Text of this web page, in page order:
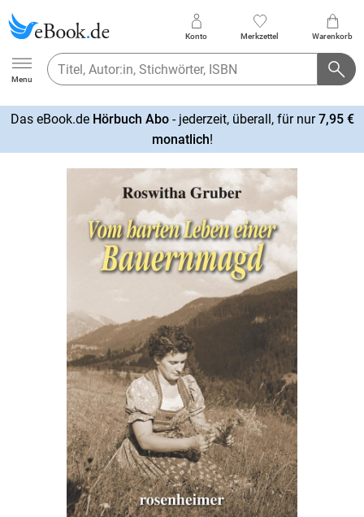
Ebook.de
Menu
Konto Merkzettel Warenkorb
Das eBook.de Hörbuch Abo- jederzeit, überall, für nur7,95 €
monatlich!